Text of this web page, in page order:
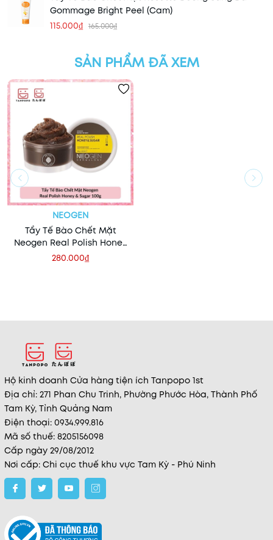
Gommage Bright Peel (Cam)
115.000₫ 165.000₫
SẢN PHẨM ĐÃ XEM
NEOGEN
Tẩy Tế Bào Chết Mặt
Neogen Real Polish Honey
& Sugar 100g
280.000₫
Hộ kinh doanh Cửa hàng tiện ích Tanpopo 1st
Địa chỉ: 271 Phan Chu Trinh, Phường Phước Hòa, Thành Phố
Tam Kỳ, Tỉnh Quảng Nam
Điện thoại: 0934.999.816
Mã số thuế: 8205156098
Cấp ngày 29/08/2012
Nơi cấp: Chi cục thuế khu vực Tam Kỳ - Phú Ninh